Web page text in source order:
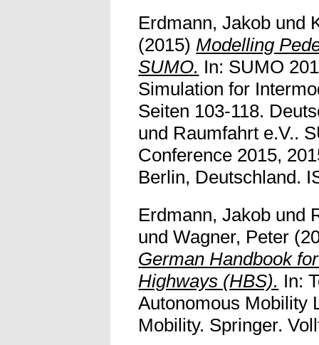
Erdmann, Jakob und
(2015) Modelling
SUMO. In: SUMO
Simulation for
Seiten 103-118.
und Raumfahrt e.V..
Conference 2015,
Berlin, Deutschland.
Erdmann, Jakob und
undWagner, Peter
German Handbook
Highways (HBS). In:
Autonomous Mobility
Mobility. Springer.